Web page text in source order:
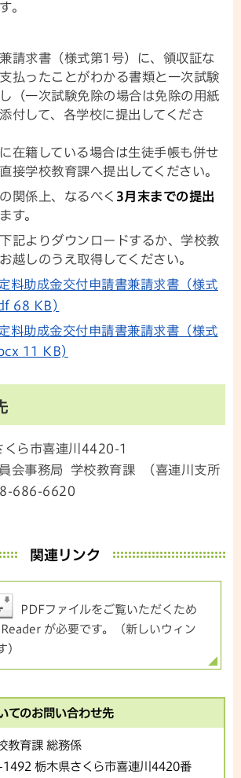
。
請求書（様式第1号）に、領収証な
払ったことがわかる書類と一次試験
（一次試験免除の場合は免除の用紙
付して、各学校に提出してくださ
在籍している場合は生徒手帳も併せ
接学校教育課へ提出してください。
関係上、なるべく 3月末までの提出
す。
記よりダウンロードするか、学校教
越しのうえ取得してください。
料助成金交付申請書兼請求書（様式
68 KB)
料助成金交付申請書兼請求書（様式
11 KB)
ら市喜連川4420-1
会事務局 学校教育課 （喜連川支所
686-6620
関連リンク
PDFファイルをご覧いただくため
が必要です。（新しいウィン
）
てのお問い合わせ先
教育課 総務係
栃木県さくら市喜連川4420番